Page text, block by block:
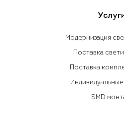
Модернизация
Поставка
Поставка
SMD